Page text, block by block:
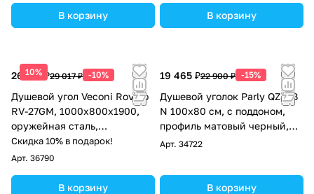
В корзину В корзину
10%
26 115 ₽29 017 ₽ -10%
Душевой угол Veconi Rovigo
RV-27GM, 1000x800x1900,
оружейная сталь,
прозрачное стекло
Скидка 10% в подарок!
Арт. 36790
В корзину
19 465 ₽22 900 ₽ -15%
Душевой уголок Parly QZ81B
N 100х80 см, с поддоном,
профиль матовый черный,
стекло прозрачное
Арт. 34722
В корзину